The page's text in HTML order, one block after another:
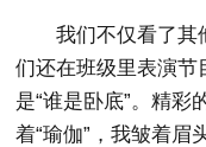
我们不仅看了其
们还在班级里表演节
是“谁是卧底”。精彩
着“瑜伽”，我皱着眉